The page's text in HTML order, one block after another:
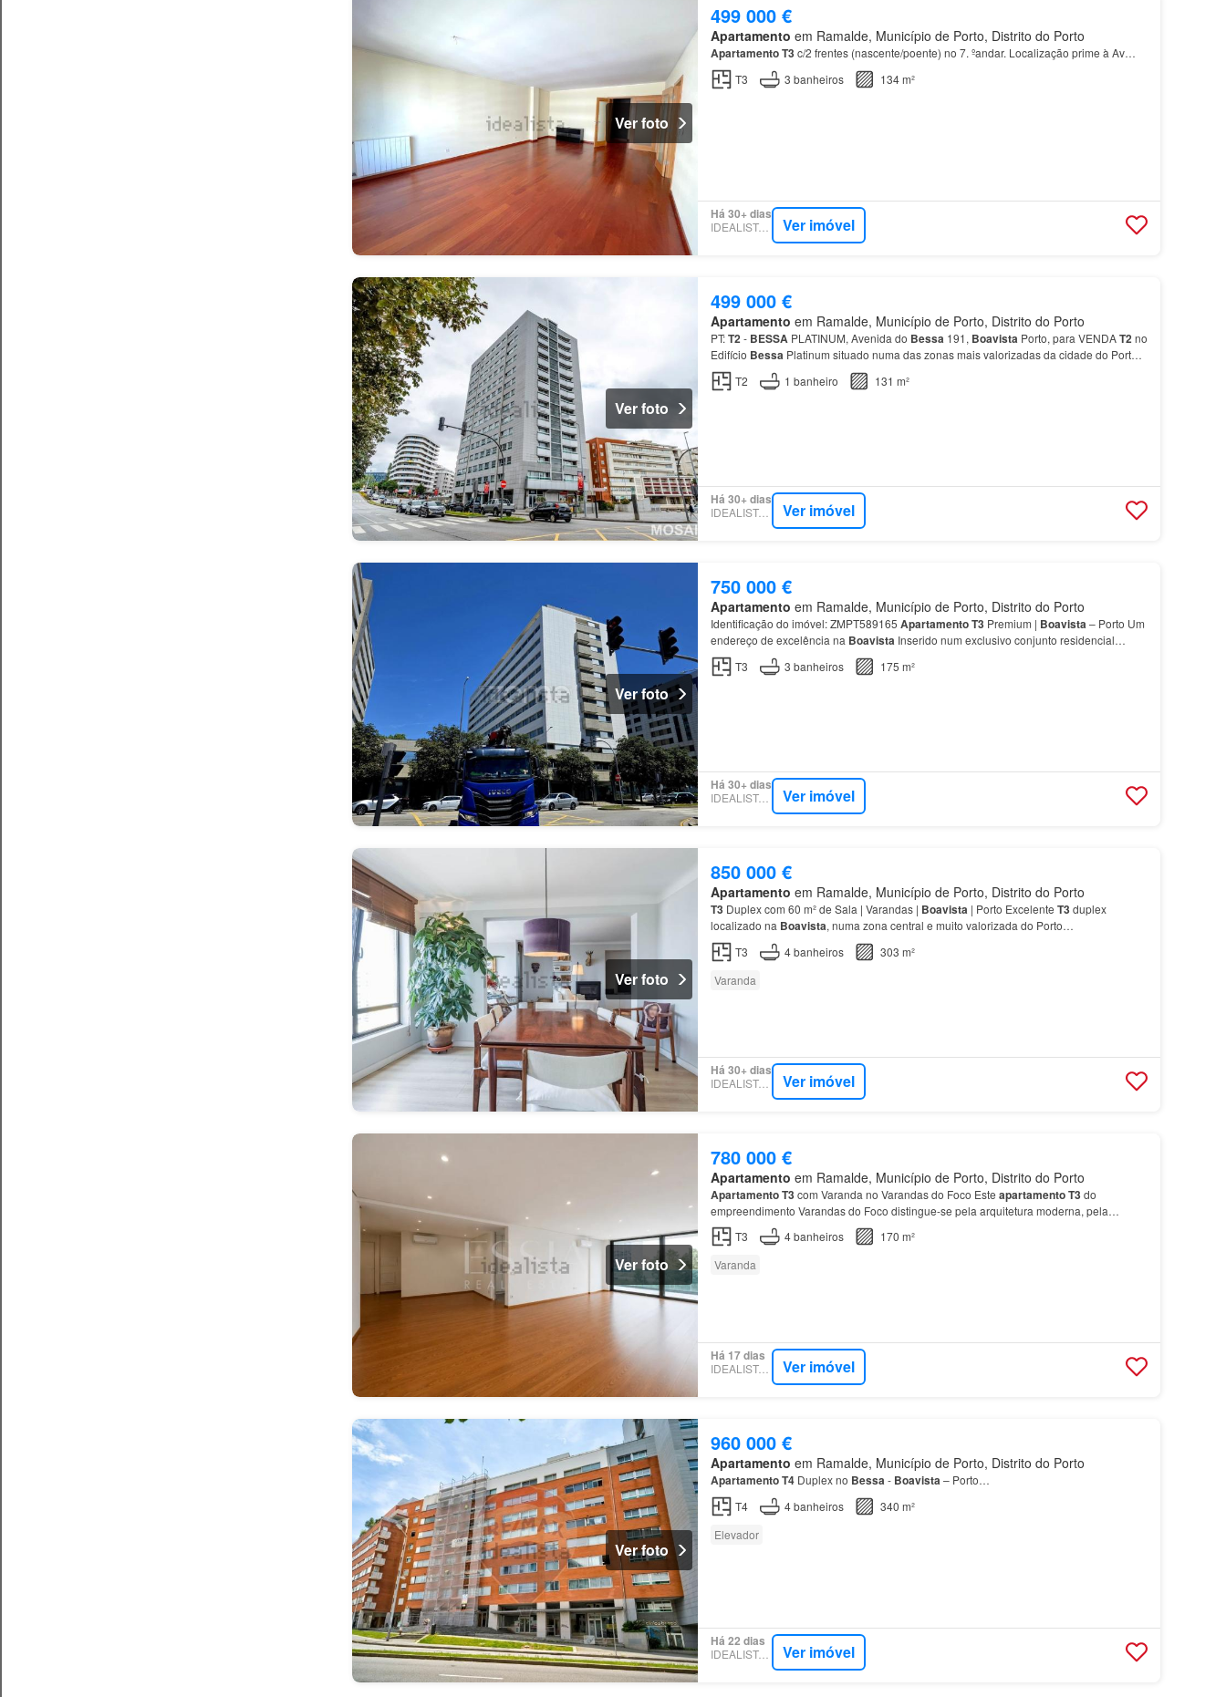
Ver foto
499 000 €
Apartamento em Ramalde, Município de Porto, Distrito do Porto
ApartamentoT3c/2 frentes (nascente/poente) no 7. ºandar. Localização prime à Av…
T3
3 banheiros 134 m²
Há 30+ dias
IDEALISTA.PT Ver imóvel
Ver foto
499 000 €
Apartamento em Ramalde, Município de Porto, Distrito do Porto
PT:T2- BESSA PLATINUM, Avenida do Bessa 191, Boavista Porto, para VENDAT2no
Edifício Bessa Platinum situado numa das zonas mais valorizadas da cidade do Porto,
junto ao Estádio do
…
T2 1 banheiro 131 m²
Há 30+ dias
IDEALISTA.PT Ver imóvel
Ver foto
750 000 €
Apartamento em Ramalde, Município de Porto, Distrito do Porto
Identificação do imóvel: ZMPT589165 ApartamentoT3Premium | Boavista– Porto Um
endereço de excelência na Boavista Inserido num exclusivo conjunto residencial
composto por três edifícios de elevada qualidade construtiva, pro…
T3 3 banheiros 175 m²
Há 30+ dias
IDEALISTA.PT Ver imóvel
Ver foto
850 000 €
Apartamento em Ramalde, Município de Porto, Distrito do Porto
T3Duplex com 60 m² de Sala | Varandas | Boavista | Porto Excelente T3duplex
localizado na Boavista, numa zona central e muito valorizada do Porto…
T3
4banheiros
303 m²
Varanda
Há 30+ dias
IDEALISTA.PT Ver imóvel
Ver foto
780 000 €
Apartamento em Ramalde, Município de Porto, Distrito do Porto
ApartamentoT3com Varanda no Varandas do Foco Este apartamentoT3do
empreendimento Varandas do Foco distingue-se pela arquitetura moderna, pela
qualidade dos acabamentos e pela localização privilegiada na
T3 4banheiros
170 m²
Varanda
Há 17 dias
IDEALISTA.PT Ver imóvel
Ver foto
960 000 €
Apartamento em Ramalde, Município de Porto, Distrito do Porto
ApartamentoT4Duplex no Bessa- Boavista– Porto…
T4
4banheiros
340 m²
Elevador
Há 22 dias
IDEALISTA.PT Ver imóvel